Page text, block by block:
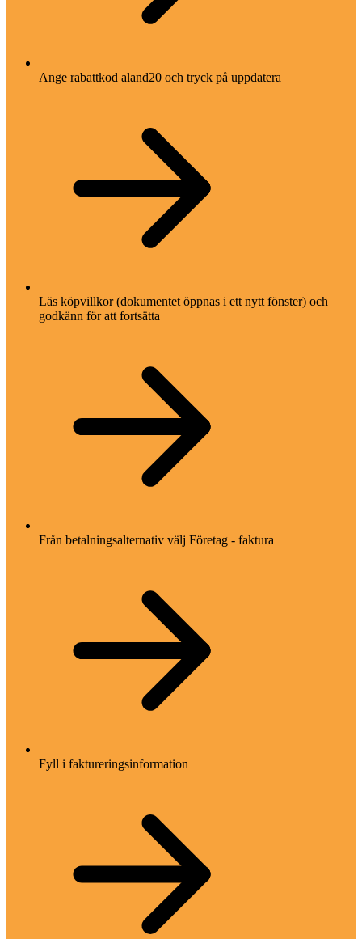
Ange rabattkod aland20 och tryck på uppdatera
Läs köpvillkor (dokumentet öppnas i ett nytt fönster) och
godkänn för att fortsätta
Från betalningsalternativ välj Företag - faktura
Fyll i faktureringsinformation